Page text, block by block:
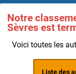
Notre
Sèvres est
Voici toutes les
Liste des